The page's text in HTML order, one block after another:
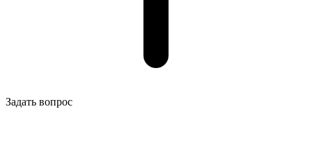
Задать вопрос